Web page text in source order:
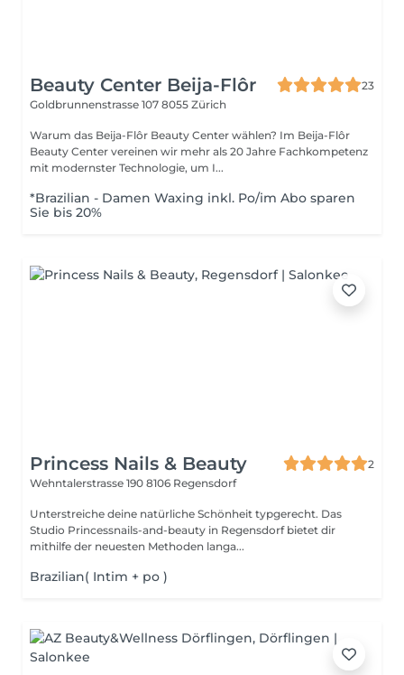
Beauty Center Beija-Flôr
23
Goldbrunnenstrasse 107 8055 Zürich
Warum das Beija-Flôr Beauty Center wählen? Im Beija-Flôr
Beauty Center vereinen wir mehr als 20 Jahre Fachkompetenz
mit modernster Technologie, um I...
*Brazilian - Damen Waxing inkl. Po/im Abo sparen
Sie bis 20%
Princess Nails & Beauty
2
Wehntalerstrasse 190 8106 Regensdorf
Unterstreiche deine natürliche Schönheit typgerecht. Das
Studio Princessnails-and-beauty in Regensdorf bietet dir
mithilfe der neuesten Methoden langa...
Brazilian( Intim + po )